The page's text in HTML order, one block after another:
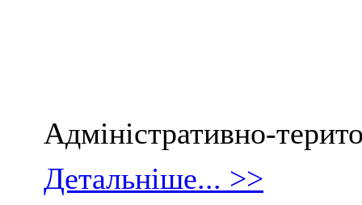
Адміністративно-
Детальніше... >>